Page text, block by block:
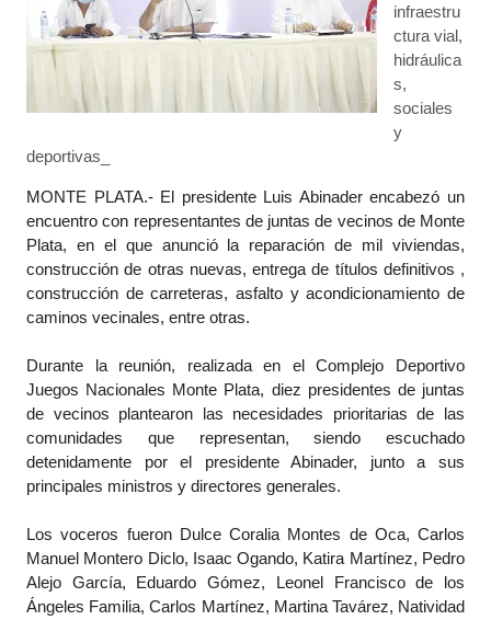
infraestru
ctura vial,
hidráulica
s,
sociales
y
deportivas_
MONTE PLATA.- El presidente Luis Abinader encabezó un
encuentro con representantes de juntas de vecinos de Monte
Plata, en el que anunció la reparación de mil viviendas,
construcción de otras nuevas, entrega de títulos definitivos ,
construcción de carreteras, asfalto y acondicionamiento de
caminos vecinales, entre otras.
Durante la reunión, realizada en el Complejo Deportivo
Juegos Nacionales Monte Plata, diez presidentes de juntas
de vecinos plantearon las necesidades prioritarias de las
comunidades que representan, siendo escuchado
detenidamente por el presidente Abinader, junto a sus
principales ministros y directores generales.
Los voceros fueron Dulce Coralia Montes de Oca, Carlos
Manuel Montero Diclo, Isaac Ogando, Katira Martínez, Pedro
Alejo García, Eduardo Gómez, Leonel Francisco de los
Ángeles Familia, Carlos Martínez, Martina Tavárez, Natividad